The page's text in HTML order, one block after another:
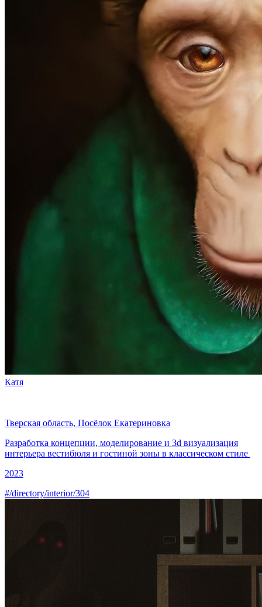
Катя
Тверская область, Посёлок Екатериновка
Разработка концепции, моделирование и 3d визуализация
интерьера вестибюля и гостиной зоны в классическом стиле
2023
#/directory/interior/304